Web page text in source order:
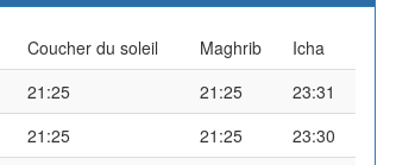
Coucher du soleil Maghrib
Icha
21:25 21:25
23:31
21:25 21:25
23:30